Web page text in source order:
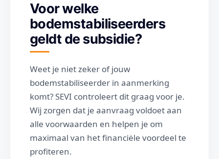
Voor welke
bodemstabiliseerders
geldt de subsidie?
Weet je niet zeker of jouw
bodemstabiliseerder in aanmerking
komt? SEVI controleert dit graag voor je.
Wij zorgen dat je aanvraag voldoet aan
alle voorwaarden en helpen je om
maximaal van het financiële voordeel te
profiteren.